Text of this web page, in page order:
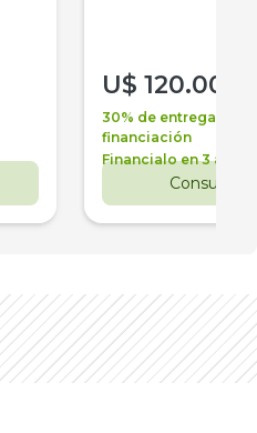
U$ 120.000
30% de entrega +
financiación
Financialo en 3 años
Consultar